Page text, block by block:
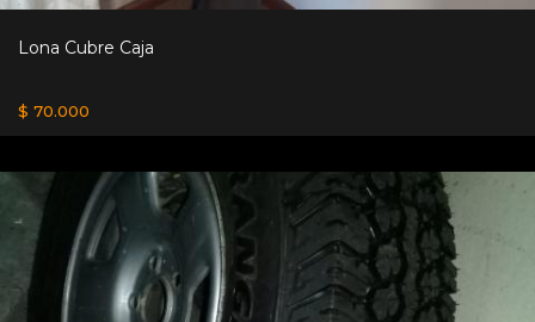
Lona Cubre Caja
$ 70.000